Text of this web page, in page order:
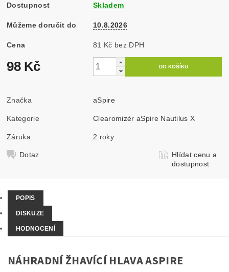
Dostupnost Skladem
Můžeme doručit do 10.8.2026
Cena 81 Kč bez DPH
98 Kč
Značka aSpire
Kategorie Clearomizér aSpire Nautilus X
Záruka 2 roky
Dotaz
Hlídat cenu a
dostupnost
POPIS
DISKUZE
HODNOCENÍ
NÁHRADNÍ ŽHAVÍCÍ HLAVA ASPIRE